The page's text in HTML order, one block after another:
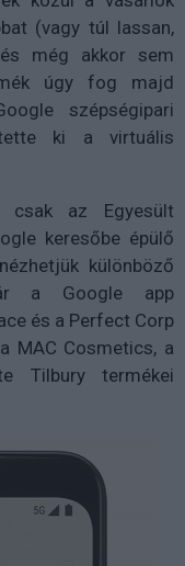
(vagy túl lassan,
még akkor sem
úgy fog majd
szépségipari
ki a virtuális
csak az Egyesült
keresőbe épülő
különböző
a Google app
és a Perfect Corp
MAC Cosmetics, a
Tilbury termékei